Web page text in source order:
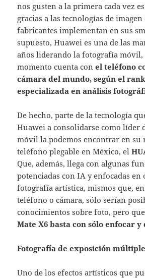
nos gusten a la primera cada vez
gracias a las tecnologías de imagen
fabricantes implementan en sus
supuesto, Huawei es una de las
años liderando la fotografía móvil,
momento cuenta conel teléfono
cámara del mundo, según el
especializada en análisis
De hecho, parte de la tecnología
Huawei a consolidarse como líder
móvil la podemos encontrar en su
teléfono plegable en México, el
Que, además, llega con algunas
potenciadas con IA y enfocadas en
fotografía artística, mismos que,
teléfono o cámara, sólo serían
conocimientos sobre foto, pero
Mate X6 basta con sólo enfocar
Fotografía de exposición múltiple
Uno de los efectos artísticos que